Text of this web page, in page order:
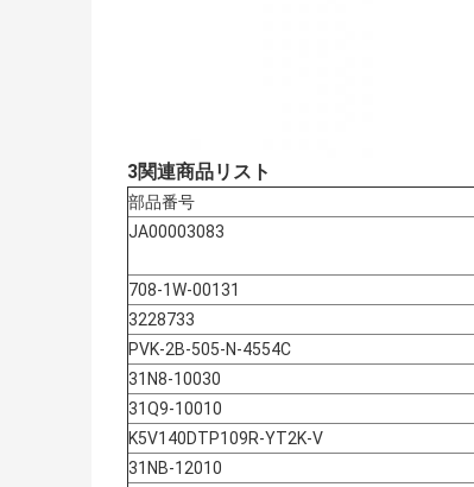
3関連商品リスト
部品番号
JA00003083
708-1W-00131
3228733
PVK-2B-505-N-4554C
31N8-10030
31Q9-10010
K5V140DTP109R-YT2K-V
31NB-12010